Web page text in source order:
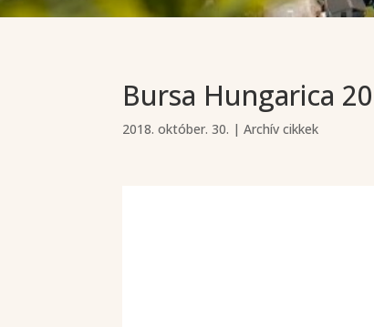
Bursa Hungarica
2018. október. 30. |Archív cikkek